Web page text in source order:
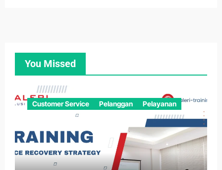
You Missed
Customer Service Pelanggan Pelayanan